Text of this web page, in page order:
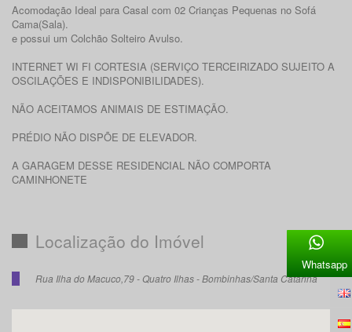
Whatsapp
Acomodação Ideal para Casal com 02 Crianças Pequenas no Sofá
Cama(Sala).
e possui um Colchão Solteiro Avulso.
INTERNET WI FI CORTESIA (SERVIÇO TERCEIRIZADO SUJEITO A
OSCILAÇÕES E INDISPONIBILIDADES).
NÃO ACEITAMOS ANIMAIS DE ESTIMAÇÃO.
PRÉDIO NÃO DISPÕE DE ELEVADOR.
A GARAGEM DESSE RESIDENCIAL NÃO COMPORTA
CAMINHONETE
Localização do Imóvel
Rua Ilha do Macuco,79 - Quatro Ilhas - Bombinhas/Santa Catarina